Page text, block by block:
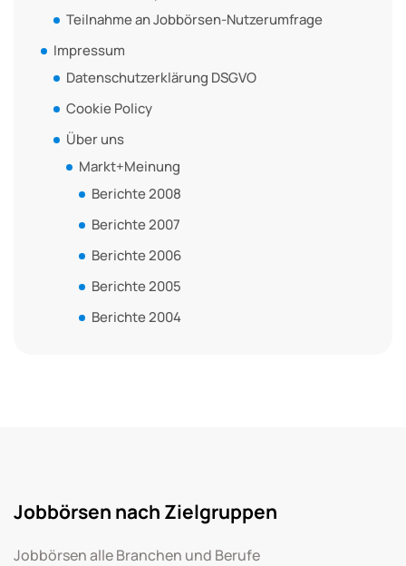
Teilnahme an Jobbörsen-Nutzerumfrage
Impressum
Datenschutzerklärung DSGVO
Cookie Policy
Über uns
Markt+Meinung
Berichte 2008
Berichte 2007
Berichte 2006
Berichte 2005
Berichte 2004
Jobbörsen nach Zielgruppen
Jobbörsen alle Branchen und Berufe